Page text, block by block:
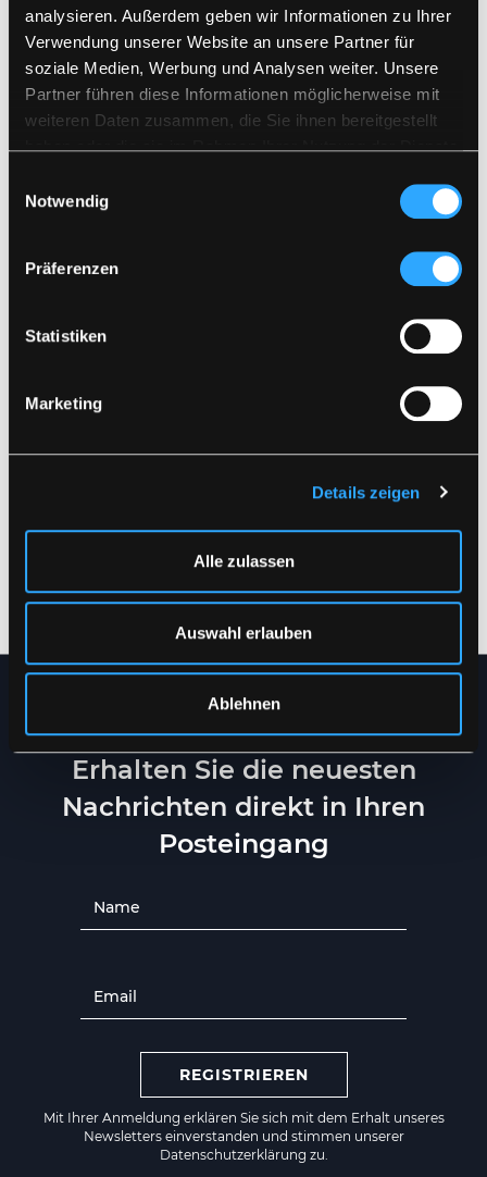
analysieren. Außerdem geben wir Informationen zu Ihrer
Verwendung unserer Website an unsere Partner für
soziale Medien, Werbung und Analysen weiter. Unsere
Partner führen diese Informationen möglicherweise mit
weiteren Daten zusammen, die Sie ihnen bereitgestellt
haben oder die sie im Rahmen Ihrer Nutzung der Dienste
Notwendig
Präferenzen
Statistiken
Marketing
Details zeigen
Alle zulassen
Auswahl erlauben
Ablehnen
Pflegehinweise
Verwenden Sie keine Weichspüler
Zusammen mit ähnlichen Farben waschen
Vergewissern Sie sich, dass der Reißverschluss
PRODUKTBLATT HERUNTERLADEN
FÜR ANDERE SPRACHEN HERUNTERLADEN
FLAMMHEMMENDE HI-
XS - 6XL
FLAMMHEMMENDE HI-
IN PU-QUALITÄT
S - 4XL
Erhalten Sie die neuesten
Nachrichten direkt in Ihren
Posteingang
REGISTRIEREN
Mit Ihrer Anmeldung erklären Sie sich mit dem Erhalt unseres
Newsletters einverstanden und stimmen unserer
Datenschutzerklärung zu.